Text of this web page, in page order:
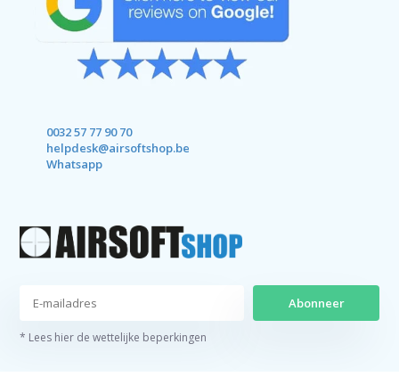
0032 57 77 90 70
helpdesk@airsoftshop.be
Whatsapp
Abonneer
* Lees hier de wettelijke beperkingen